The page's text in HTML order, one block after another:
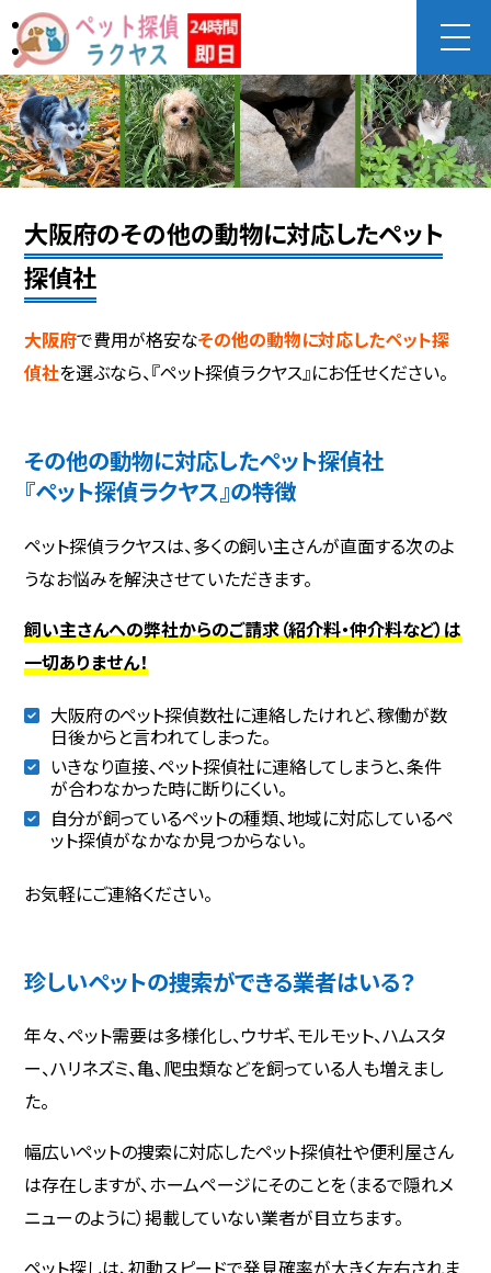
大阪府のその他の動物に対応したペット
探偵社
大阪府で費用が格安なその他の動物に対応したペット探
偵社を選ぶなら、『ペット探偵ラクヤス』にお任せください。
その他の動物に対応したペット探偵社
『ペット探偵ラクヤス』の特徴
ペット探偵ラクヤスは、多くの飼い主さんが直面する次のよ
うなお悩みを解決させていただきます。
飼い主さんへの弊社からのご請求（紹介料・仲介料など）は
一切ありません！
大阪府のペット探偵数社に連絡したけれど、稼働が数
日後からと言われてしまった。
いきなり直接、ペット探偵社に連絡してしまうと、条件
が合わなかった時に断りにくい。
自分が飼っているペットの種類、地域に対応しているペ
ット探偵がなかなか見つからない。
お気軽にご連絡ください。
珍しいペットの捜索ができる業者はいる？
年々、ペット需要は多様化し、ウサギ、モルモット、ハムスタ
ー、ハリネズミ、亀、爬虫類などを飼っている人も増えまし
た。
幅広いペットの捜索に対応したペット探偵社や便利屋さん
は存在しますが、ホームページにそのことを（まるで隠れメ
ニューのように）掲載していない業者が目立ちます。
ペット探しは、初動スピードで発見確率が大きく左右されま